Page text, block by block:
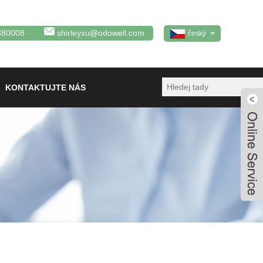
český
shirleyxu@odowell.com
KONTAKTUJTE NÁS